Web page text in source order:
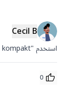
Cecil B
استخدم "Ärzteprüfung kompakt"، إنه واضح جدًا.
0